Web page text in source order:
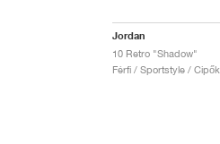
Jordan
10 Retro "Shadow"
Férfi / Sportstyle / Cipők